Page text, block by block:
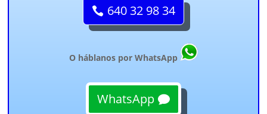
640 32 98 34
O háblanos por WhatsApp
WhatsApp